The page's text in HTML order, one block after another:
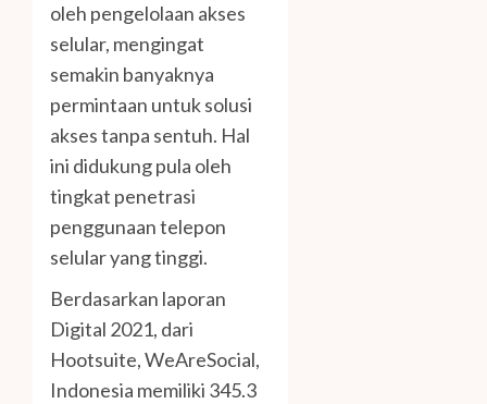
oleh pengelolaan akses
selular, mengingat
semakin banyaknya
permintaan untuk solusi
akses tanpa sentuh. Hal
ini didukung pula oleh
tingkat penetrasi
penggunaan telepon
selular yang tinggi.
Berdasarkan laporan
Digital 2021, dari
Hootsuite, WeAreSocial,
Indonesia memiliki 345.3